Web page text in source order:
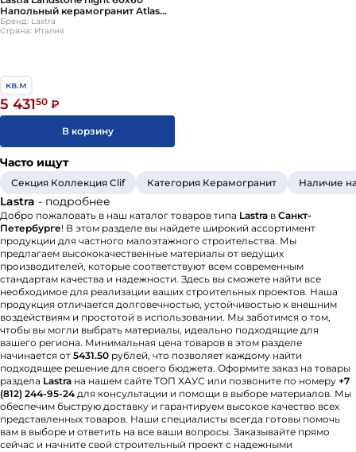
Напольный керамогранит Atlas
Concorde
Бренд: Lastra
Страна: Италия
кв.м
5 43150 ₽
В корзину
Часто ищут
Секция Коллекция Clif Категория Керамогранит Наличие
Lastra - подробнее
Добро пожаловать в наш каталог товаров типа Lastra в Санкт-
Петербурге! В этом разделе вы найдете широкий ассортимент
продукции для частного малоэтажного строительства. Мы
предлагаем высококачественные материалы от ведущих
производителей, которые соответствуют всем современным
стандартам качества и надежности. Здесь вы сможете найти все
необходимое для реализации ваших строительных проектов. Наша
продукция отличается долговечностью, устойчивостью к внешним
воздействиям и простотой в использовании. Мы заботимся о том,
чтобы вы могли выбрать материалы, идеально подходящие для
вашего региона. Минимальная цена товаров в этом разделе
начинается от 5431.50 рублей, что позволяет каждому найти
подходящее решение для своего бюджета. Оформите заказ на товары
раздела Lastra на нашем сайте ТОП ХАУС или позвоните по номеру +7
(812) 244-95-24 для консультации и помощи в выборе материалов. Мы
обеспечим быструю доставку и гарантируем высокое качество всех
представленных товаров. Наши специалисты всегда готовы помочь
вам в выборе и ответить на все ваши вопросы. Заказывайте прямо
сейчас и начните свой строительный проект с надежными